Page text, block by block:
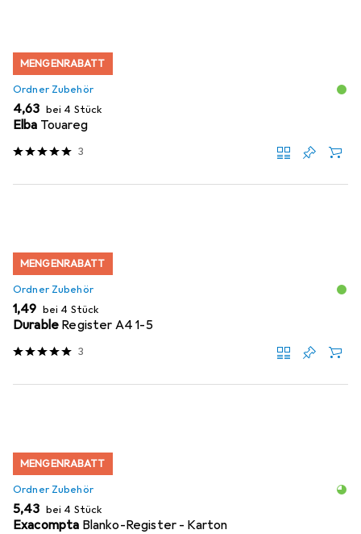
MENGENRABATT
Ordner Zubehör
EUR
4,63 bei 4 Stück
Elba Touareg
3
MENGENRABATT
Ordner Zubehör
EUR
1,49 bei 4 Stück
Durable Register A4 1-5
3
MENGENRABATT
Ordner Zubehör
EUR
5,43 bei 4 Stück
Exacompta Blanko-Register - Karton